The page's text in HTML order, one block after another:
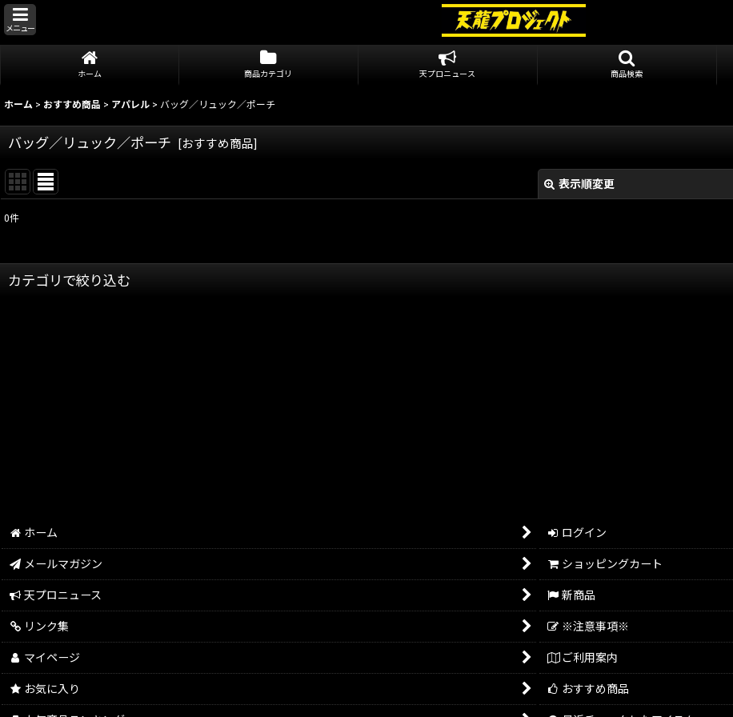
メニュー
ホーム 商品カテゴリ 天プロニュース 商品検索
ホーム > おすすめ商品 > アパレル > バッグ／リュック／ポーチ
バッグ／リュック／ポーチ [おすすめ商品]
表示順変更
在庫あり
0件
カテゴリで絞り込む
オリジナルキャップ
その他
ホーム ログイン
メールマガジン ショッピングカート
天プロニュース 新商品
リンク集 ※注意事項※
マイページ ご利用案内
お気に入り おすすめ商品